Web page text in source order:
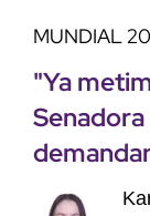
MUNDIAL
"Ya